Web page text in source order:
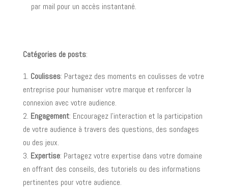
par mail pour un accès instantané.
Catégories de posts:
Coulisses: Partagez des moments en coulisses de votre
entreprise pour humaniser votre marque et renforcer la
connexion avec votre audience.
Engagement: Encouragez l’interaction et la participation
de votre audience à travers des questions, des sondages
ou des jeux.
Expertise: Partagez votre expertise dans votre domaine
en offrant des conseils, des tutoriels ou des informations
pertinentes pour votre audience.